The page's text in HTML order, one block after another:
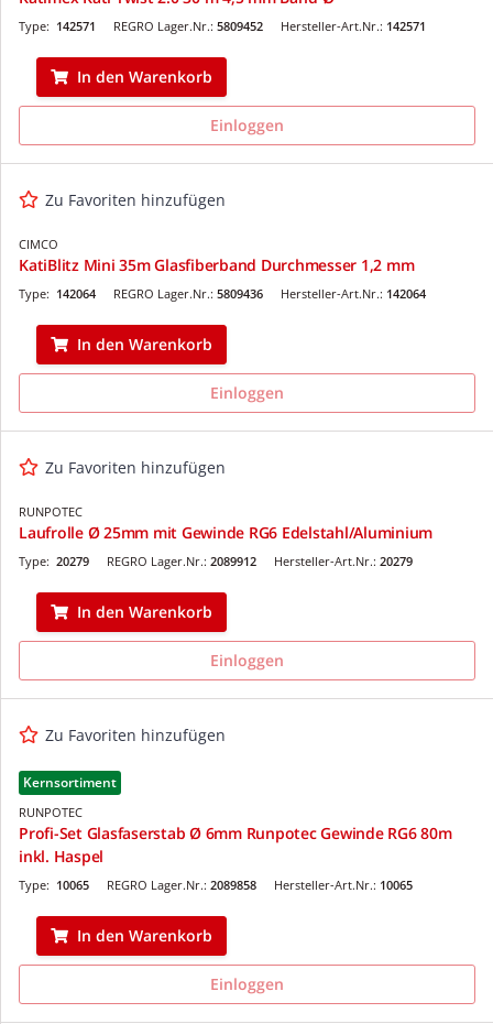
REGRO Lager.Nr.: 5809452
Type: 142571 Hersteller-Art.Nr.: 142571
In den Warenkorb
Einloggen
Zu Favoriten hinzufügen
CIMCO
KatiBlitz Mini 35m Glasfiberband Durchmesser 1,2 mm
REGRO Lager.Nr.: 5809436
Type: 142064 Hersteller-Art.Nr.: 142064
In den Warenkorb
Einloggen
Zu Favoriten hinzufügen
RUNPOTEC
Laufrolle Ø 25mm mit Gewinde RG6 Edelstahl/Aluminium
REGRO Lager.Nr.: 2089912
Type: 20279 Hersteller-Art.Nr.: 20279
In den Warenkorb
Einloggen
Zu Favoriten hinzufügen
Kernsortiment
RUNPOTEC
Profi-Set Glasfaserstab Ø 6mm Runpotec Gewinde RG6 80m
inkl. Haspel
REGRO Lager.Nr.: 2089858
Type: 10065 Hersteller-Art.Nr.: 10065
In den Warenkorb
Einloggen